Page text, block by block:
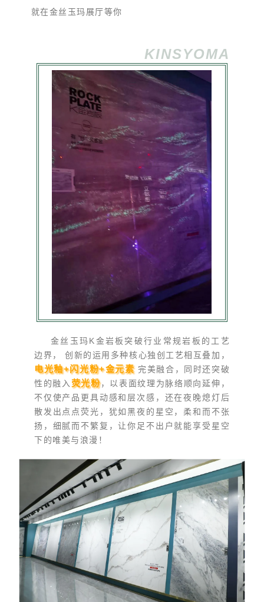
就在金丝玉玛展厅等你
KINSYOMA
金丝玉玛K金岩板突破行业常规岩板的工艺
边界， 创新的运用多种核心独创工艺相互叠加，
电光釉+闪光粉+金元素完美融合，同时还突破
性的融入 荧光粉，以表面纹理为脉络顺向延伸，
不仅使产品更具动感和层次感，还在夜晚熄灯后
散发出点点荧光，犹如黑夜的星空，柔和而不张
扬，细腻而不繁复，让你足不出户就能享受星空
下的唯美与浪漫！